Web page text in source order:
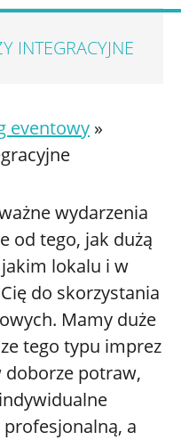
INTEGRACYJNE
eventowy »
wydarzenia
od tego, jak dużą
lokalu i w
do skorzystania
Mamy duże
tego typu imprez
doborze potraw,
a